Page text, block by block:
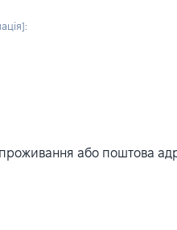
або поштова